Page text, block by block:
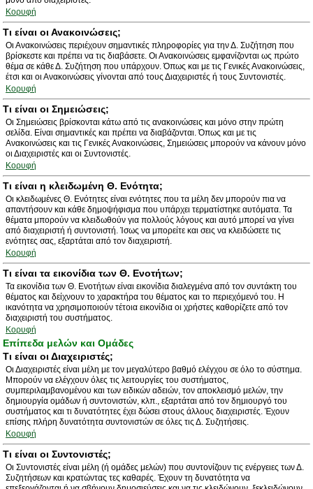
Κορυφή
Τι είναι οι Ανακοινώσεις;
Οι Ανακοινώσεις περιέχουν σημαντικές πληροφορίες για την Δ. Συζήτηση που
βρίσκεστε και πρέπει να τις διαβάσετε. Οι Ανακοινώσεις εμφανίζονται ως πρώτο
θέμα σε κάθε Δ. Συζήτηση που υπάρχουν. Όπως και με τις Γενικές Ανακοινώσεις,
έτσι και οι Ανακοινώσεις γίνονται από τους Διαχειριστές ή τους Συντονιστές.
Κορυφή
Τι είναι οι Σημειώσεις;
Οι Σημειώσεις βρίσκονται κάτω από τις ανακοινώσεις και μόνο στην πρώτη
σελίδα. Είναι σημαντικές και πρέπει να διαβάζονται. Όπως και με τις
Ανακοινώσεις και τις Γενικές Ανακοινώσεις, Σημειώσεις μπορούν να κάνουν μόνο
οι Διαχειριστές και οι Συντονιστές.
Κορυφή
Τι είναι η κλειδωμένη Θ. Ενότητα;
Οι κλειδωμένες Θ. Ενότητες είναι ενότητες που τα μέλη δεν μπορούν πια να
απαντήσουν και κάθε δημοψήφισμα που υπάρχει τερματίστηκε αυτόματα. Τα
θέματα μπορούν να κλειδωθούν για πολλούς λόγους και αυτό μπορεί να γίνει
από διαχειριστή ή συντονιστή. Ίσως να μπορείτε και σεις να κλειδώσετε τις
ενότητες σας, εξαρτάται από τον διαχειριστή.
Κορυφή
Τι είναι τα εικονίδια των Θ. Ενοτήτων;
Τα εικονίδια των Θ. Ενοτήτων είναι εικονίδια διαλεγμένα από τον συντάκτη του
θέματος και δείχνουν το χαρακτήρα του θέματος και το περιεχόμενό του. Η
ικανότητα να χρησιμοποιούν τέτοια εικονίδια οι χρήστες καθορίζετε από τον
διαχειριστή του συστήματος.
Κορυφή
Επίπεδα μελών και Ομάδες
Τι είναι οι Διαχειριστές;
Οι Διαχειριστές είναι μέλη με τον μεγαλύτερο βαθμό ελέγχου σε όλο το σύστημα.
Μπορούν να ελέγχουν όλες τις λειτουργίες του συστήματος,
συμπεριλαμβανομένου και των ειδικών αδειών, τον αποκλεισμό μελών, την
δημιουργία ομάδων ή συντονιστών, κλπ., εξαρτάται από τον δημιουργό του
συστήματος και τι δυνατότητες έχει δώσει στους άλλους διαχειριστές. Έχουν
επίσης πλήρη δυνατότητα συντονιστών σε όλες τις Δ. Συζητήσεις.
Κορυφή
Τι είναι οι Συντονιστές;
Οι Συντονιστές είναι μέλη (ή ομάδες μελών) που συντονίζουν τις ενέργειες των Δ.
Συζητήσεων και κρατώντας τες καθαρές. Έχουν τη δυνατότητα να